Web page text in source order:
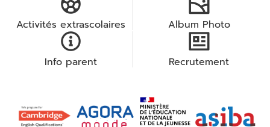
Activités extrascolaires Album Photo
Info parent Recrutement